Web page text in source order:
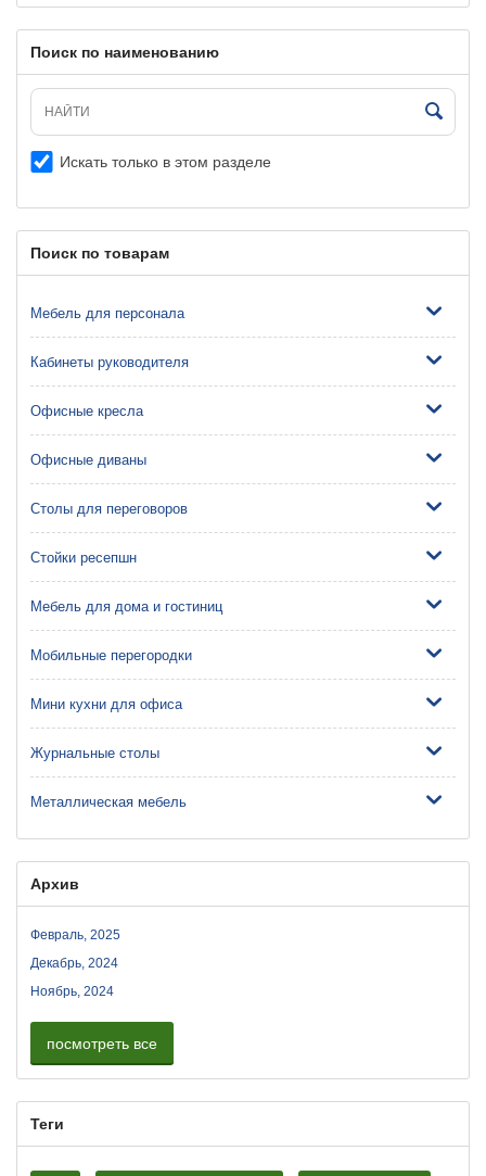
Поиск по наименованию
Искать только в этом разделе
Поиск по товарам
Мебель для персонала
Кабинеты руководителя
Офисные кресла
Офисные диваны
Столы для переговоров
Стойки ресепшн
Мебель для дома и гостиниц
Мобильные перегородки
Мини кухни для офиса
Журнальные столы
Металлическая мебель
Архив
Февраль, 2025
Декабрь, 2024
Ноябрь, 2024
посмотреть все
Теги